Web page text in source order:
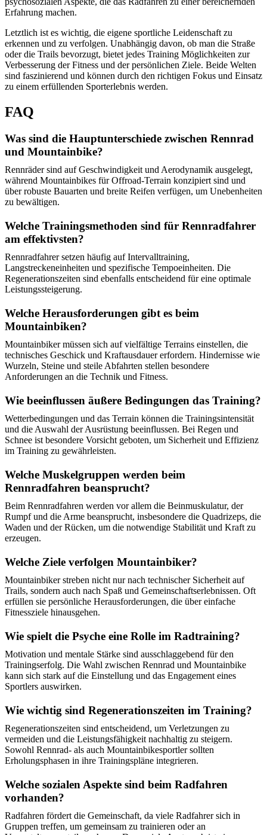
Erfahrung machen.
Letztlich ist es wichtig, die eigene sportliche Leidenschaft zu
erkennen und zu verfolgen. Unabhängig davon, ob man die Straße
oder die Trails bevorzugt, bietet jedes Training Möglichkeiten zur
Verbesserung der Fitness und der persönlichen Ziele. Beide Welten
sind faszinierend und können durch den richtigen Fokus und Einsatz
zu einem erfüllenden Sporterlebnis werden.
FAQ
Was sind die Hauptunterschiede zwischen Rennrad
und Mountainbike?
Rennräder sind auf Geschwindigkeit und Aerodynamik ausgelegt,
während Mountainbikes für Offroad-Terrain konzipiert sind und
über robuste Bauarten und breite Reifen verfügen, um Unebenheiten
zu bewältigen.
Welche Trainingsmethoden sind für Rennradfahrer
am effektivsten?
Rennradfahrer setzen häufig auf Intervalltraining,
Langstreckeneinheiten und spezifische Tempoeinheiten. Die
Regenerationszeiten sind ebenfalls entscheidend für eine optimale
Leistungssteigerung.
Welche Herausforderungen gibt es beim
Mountainbiken?
Mountainbiker müssen sich auf vielfältige Terrains einstellen, die
technisches Geschick und Kraftausdauer erfordern. Hindernisse wie
Wurzeln, Steine und steile Abfahrten stellen besondere
Anforderungen an die Technik und Fitness.
Wie beeinflussen äußere Bedingungen das Training?
Wetterbedingungen und das Terrain können die Trainingsintensität
und die Auswahl der Ausrüstung beeinflussen. Bei Regen und
Schnee ist besondere Vorsicht geboten, um Sicherheit und Effizienz
im Training zu gewährleisten.
Welche Muskelgruppen werden beim
Rennradfahren beansprucht?
Beim Rennradfahren werden vor allem die Beinmuskulatur, der
Rumpf und die Arme beansprucht, insbesondere die Quadrizeps, die
Waden und der Rücken, um die notwendige Stabilität und Kraft zu
erzeugen.
Welche Ziele verfolgen Mountainbiker?
Mountainbiker streben nicht nur nach technischer Sicherheit auf
Trails, sondern auch nach Spaß und Gemeinschaftserlebnissen. Oft
erfüllen sie persönliche Herausforderungen, die über einfache
Fitnessziele hinausgehen.
Wie spielt die Psyche eine Rolle im Radtraining?
Motivation und mentale Stärke sind ausschlaggebend für den
Trainingserfolg. Die Wahl zwischen Rennrad und Mountainbike
kann sich stark auf die Einstellung und das Engagement eines
Sportlers auswirken.
Wie wichtig sind Regenerationszeiten im Training?
Regenerationszeiten sind entscheidend, um Verletzungen zu
vermeiden und die Leistungsfähigkeit nachhaltig zu steigern.
Sowohl Rennrad- als auch Mountainbikesportler sollten
Erholungsphasen in ihre Trainingspläne integrieren.
Welche sozialen Aspekte sind beim Radfahren
vorhanden?
Radfahren fördert die Gemeinschaft, da viele Radfahrer sich in
Gruppen treffen, um gemeinsam zu trainieren oder an